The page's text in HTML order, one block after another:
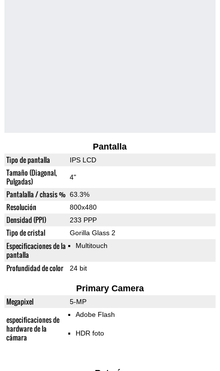
Pantalla
Tipo de pantalla IPS LCD
Tamaño (Diagonal,
Pulgadas)
4"
Pantalalla / chasis % 63.3%
Resolución 800x480
Densidad (PPI) 233 PPP
Tipo de cristal Gorilla Glass 2
Especificaciones de la
pantalla
Multitouch
Profundidad de color 24 bit
Primary Camera
Megapixel 5-MP
especificaciones de
hardware de la
cámara
Adobe Flash
HDR foto